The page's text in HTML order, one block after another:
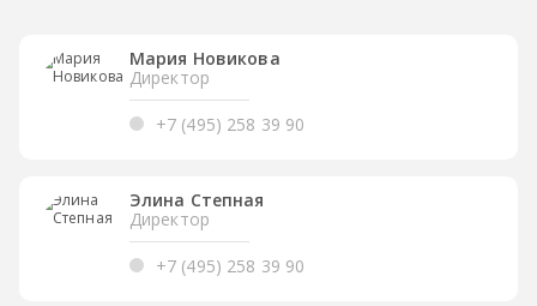
Мария Новикова
Директор
+7 (495) 258 39 90
Элина Степная
Директор
+7 (495) 258 39 90